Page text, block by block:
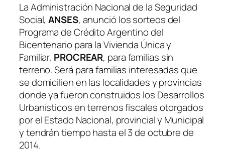
La Administración Nacional de la Seguridad
Social,ANSES, anunció los sorteos del
Programa de Crédito Argentino del
Bicentenario para la Vivienda Única y
Familiar, PROCREAR, para familias sin
terreno. Será para familias interesadas que
se domicilien en las localidades y provincias
donde ya fueron construidos los Desarrollos
Urbanísticos en terrenos fiscales otorgados
por el Estado Nacional, provincial y Municipal
y tendrán tiempo hasta el 3 de octubre de
2014.